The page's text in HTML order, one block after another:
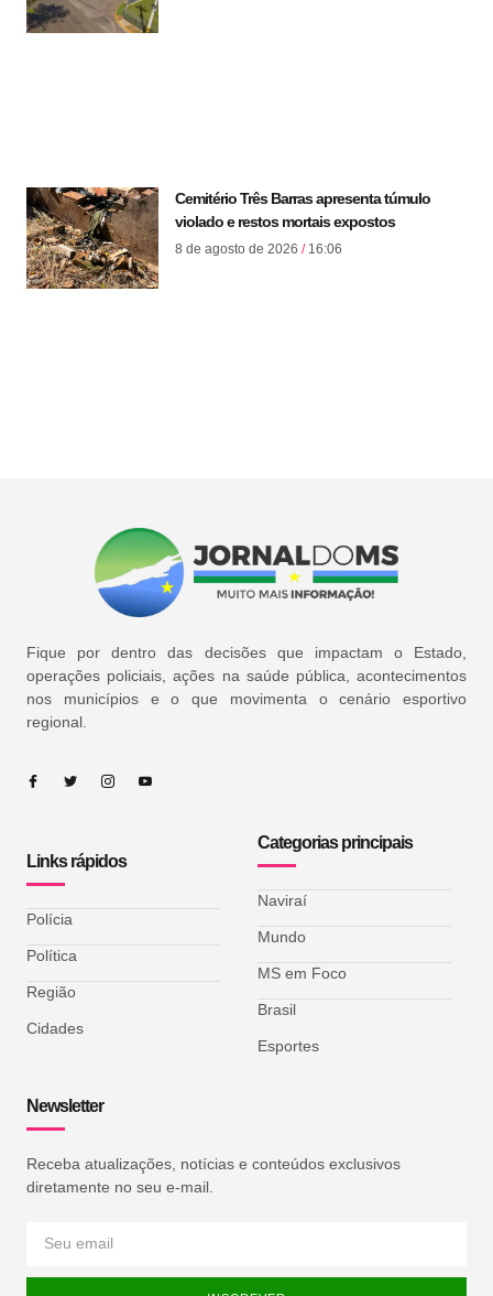
Cemitério Três Barras apresenta túmulo
violado e restos mortais expostos
8 de agosto de 2026 16:06
Fique por dentro das decisões que impactam o Estado,
operações policiais, ações na saúde pública, acontecimentos
nos municípios e o que movimenta o cenário esportivo
regional.
Links rápidos
Polícia
Política
Região
Cidades
Categorias principais
Naviraí
Mundo
MS em Foco
Brasil
Esportes
Newsletter
Receba atualizações, notícias e conteúdos exclusivos
diretamente no seu e-mail.